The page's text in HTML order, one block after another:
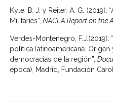
Kyle, B. J. y Reiter, A. G.
Militaries”, NACLA Report on the
Verdes-Montenegro, F.J.(2019):
política latinoamericana.
democracias de la región”,
época), Madrid, Fundación